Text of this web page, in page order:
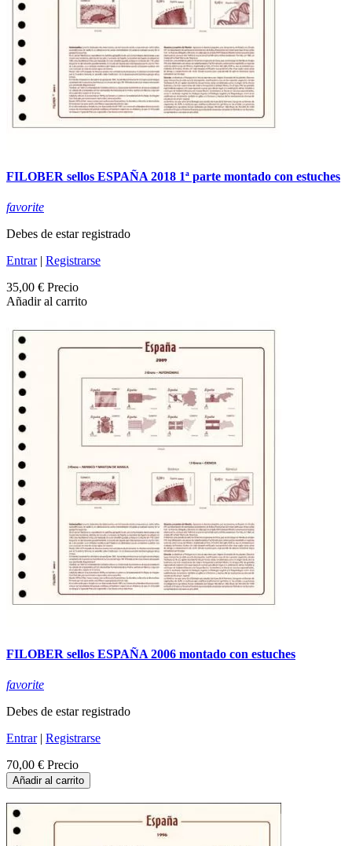
FILOBER sellos ESPAÑA 2018 1ª parte montado con estuches
favorite
Debes de estar registrado
Entrar| Registrarse
35,00 € Precio
Añadir al carrito
FILOBER sellos ESPAÑA 2006 montado con estuches
favorite
Debes de estar registrado
Entrar| Registrarse
70,00 € Precio
Añadir al carrito